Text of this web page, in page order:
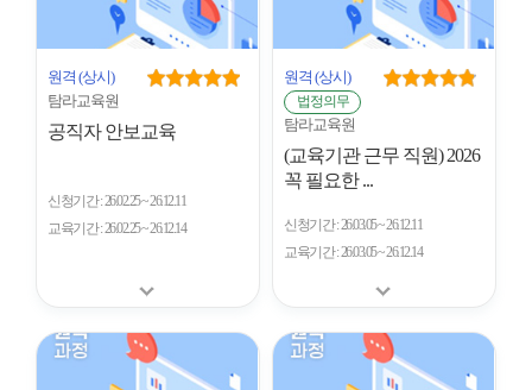
원격 (상시)
탐라교육원
공직자 안보교육
신청기간 26.02.25 ~ 26.12.11
교육기간 26.02.25 ~ 26.12.14
원격 (상시)
법정의무
탐라교육원
(교육기관 근무 직원) 2026
꼭 필요한 ...
신청기간 26.03.05 ~ 26.12.11
교육기간 26.03.05 ~ 26.12.14